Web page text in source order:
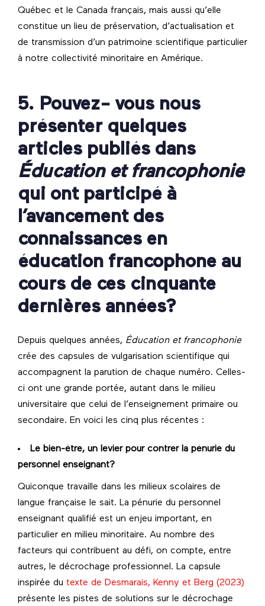
Québec et le Canada français, mais aussi qu’elle
constitue un lieu de préservation, d’actualisation et
de transmission d’un patrimoine scientifique particulier
à notre collectivité minoritaire en Amérique.
5. Pouvez- vous nous
présenter quelques
articles publiés dans
Éducation et francophonie
qui ont participé à
l’avancement des
connaissances en
éducation francophone au
cours de ces cinquante
dernières années?
Depuis quelques années, Éducation et francophonie
crée des capsules de vulgarisation scientifique qui
accompagnent la parution de chaque numéro. Celles-
ci ont une grande portée, autant dans le milieu
universitaire que celui de l’enseignement primaire ou
secondaire. En voici les cinq plus récentes :
Le bien-être, un levier pour contrer la pénurie du
personnel enseignant?
Quiconque travaille dans les milieux scolaires de
langue française le sait. La pénurie du personnel
enseignant qualifié est un enjeu important, en
particulier en milieu minoritaire. Au nombre des
facteurs qui contribuent au défi, on compte, entre
autres, le décrochage professionnel. La capsule
inspirée du texte de Desmarais, Kenny et Berg (2023)
présente les pistes de solutions sur le décrochage